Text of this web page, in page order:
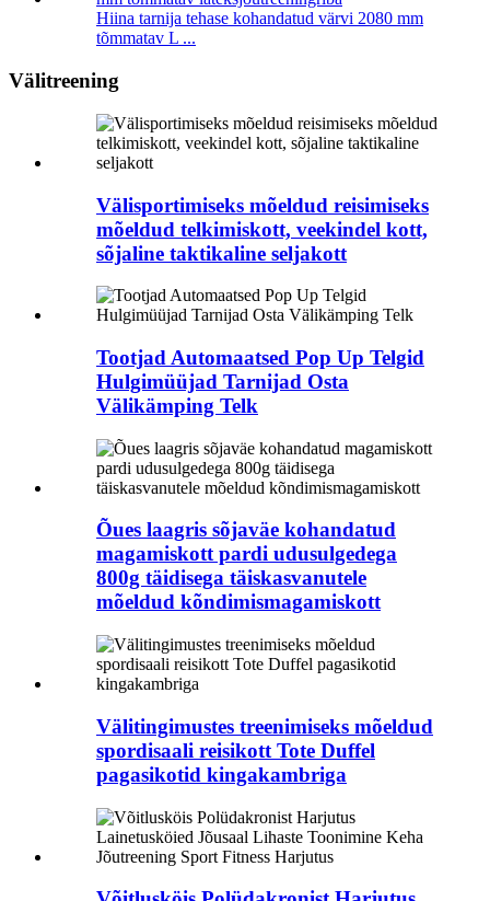
Hiina tarnija tehase kohandatud värvi 2080 mm
tõmmatav L ...
Välitreening
Välisportimiseks mõeldud reisimiseks
mõeldud telkimiskott, veekindel kott,
sõjaline taktikaline seljakott
Tootjad Automaatsed Pop Up Telgid
Hulgimüüjad Tarnijad Osta
Välikämping Telk
Õues laagris sõjaväe kohandatud
magamiskott pardi udusulgedega
800g täidisega täiskasvanutele
mõeldud kõndimismagamiskott
Välitingimustes treenimiseks mõeldud
spordisaali reisikott Tote Duffel
pagasikotid kingakambriga